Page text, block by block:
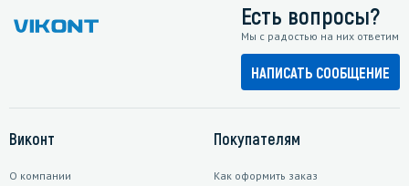
Есть вопросы?
Мы с радостью на них ответим
НАПИСАТЬ СООБЩЕНИЕ
Виконт
О компании
Покупателям
Как оформить заказ